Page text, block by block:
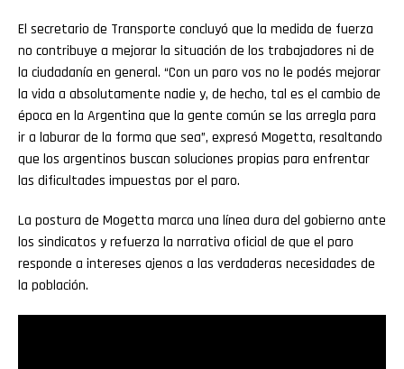
El secretario de Transporte concluyó que la medida de fuerza
no contribuye a mejorar la situación de los trabajadores ni de
la ciudadanía en general. “Con un paro vos no le podés mejorar
la vida a absolutamente nadie y, de hecho, tal es el cambio de
época en la Argentina que la gente común se las arregla para
ir a laburar de la forma que sea”, expresó Mogetta, resaltando
que los argentinos buscan soluciones propias para enfrentar
las dificultades impuestas por el paro.
La postura de Mogetta marca una línea dura del gobierno ante
los sindicatos y refuerza la narrativa oficial de que el paro
responde a intereses ajenos a las verdaderas necesidades de
la población.